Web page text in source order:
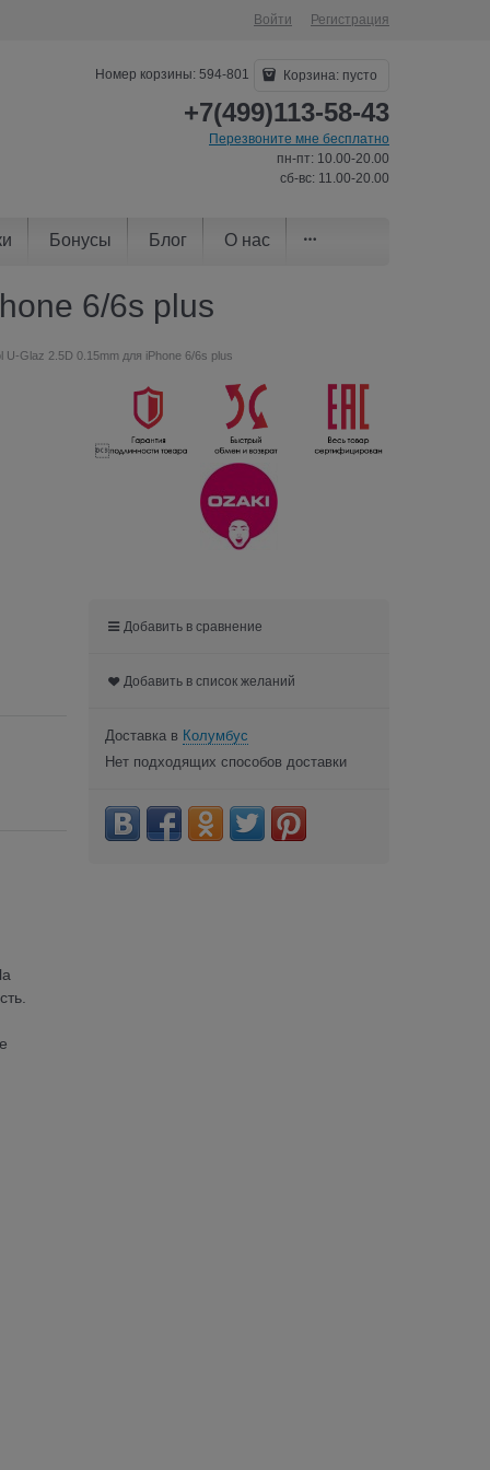
Войти Регистрация
Номер корзины: 594-801 Корзина: пусто
+7(499)113-58-43
Перезвоните мне бесплатно
пн-пт: 10.00-20.00
сб-вс: 11.00-20.00
Бонусы Блог О нас
6/6s plus
Glaz 2.5D 0.15mm для iPhone 6/6s plus

Добавить в сравнение
Добавить в список желаний
Доставка в Колумбус
Нет подходящих способов доставки